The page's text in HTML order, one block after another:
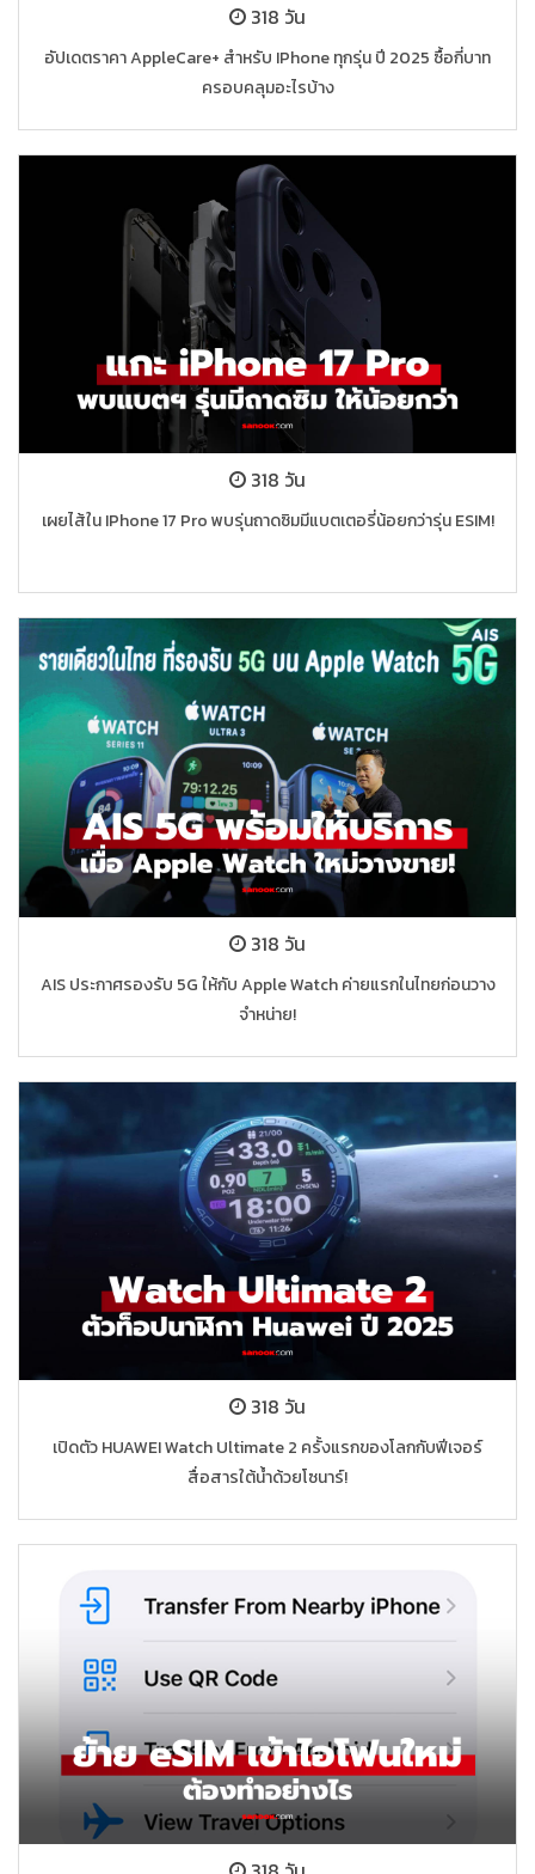
318 วัน
อัปเดตราคา AppleCare+ สำหรับ IPhone ทุกรุ่น ปี 2025 ซื้อกี่บาท
ครอบคลุมอะไรบ้าง
318 วัน
เผยไส้ใน IPhone 17 Pro พบรุ่นถาดซิมมีแบตเตอรี่น้อยกว่ารุ่น ESIM!
318 วัน
AIS ประกาศรองรับ 5G ให้กับ Apple Watch ค่ายแรกในไทยก่อนวาง
จำหน่าย!
318 วัน
เปิดตัว HUAWEI Watch Ultimate 2 ครั้งแรกของโลกกับฟีเจอร์
สื่อสารใต้น้ำด้วยโซนาร์!